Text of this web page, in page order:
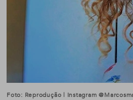
Foto: Reprodução | Instagram